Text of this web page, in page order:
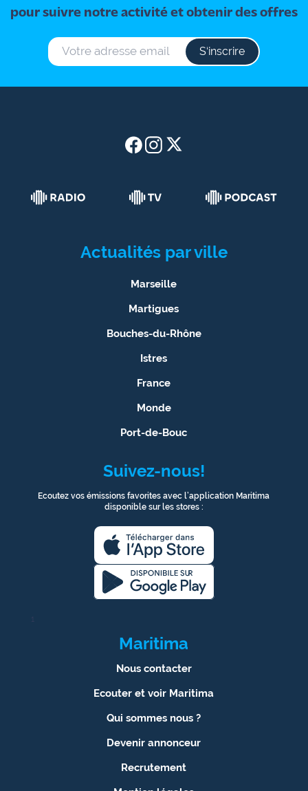
pour suivre notre activité et obtenir des offres
S‘inscrire
Actualités par ville
Marseille
Martigues
Bouches-du-Rhône
Istres
France
Monde
Port-de-Bouc
Suivez-nous!
Ecoutez vos émissions favorites avec l’application Maritima
disponible sur les stores :
1
Maritima
Nous contacter
Ecouter et voir Maritima
Qui sommes nous ?
Devenir annonceur
Recrutement